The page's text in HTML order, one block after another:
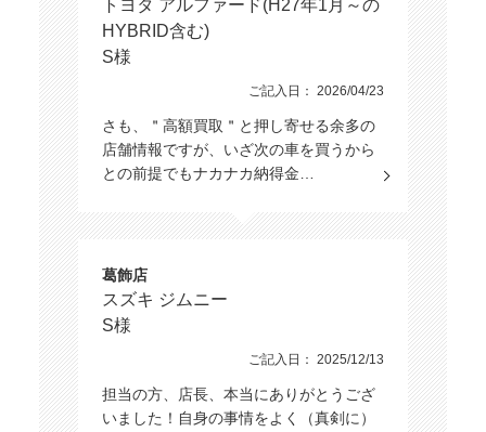
トヨタ アルファード(H27年1月～の
HYBRID含む)
S様
ご記入日： 2026/04/23
さも、＂高額買取＂と押し寄せる余多の
店舗情報ですが、いざ次の車を買うから
との前提でもナカナカ納得金…
葛飾店
スズキ ジムニー
S様
ご記入日： 2025/12/13
担当の方、店長、本当にありがとうござ
いました！自身の事情をよく（真剣に）